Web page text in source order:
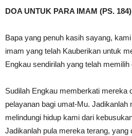
DOA UNTUK PARA IMAM (PS. 184)
Bapa yang penuh kasih sayang,
imam yang telah Kauberikan untuk
Engkau sendirilah yang telah
Sudilah Engkau memberkati mereka
pelayanan bagi umat-Mu. Jadikanlah
melindungi hidup kami dari
Jadikanlah pula mereka terang, yang